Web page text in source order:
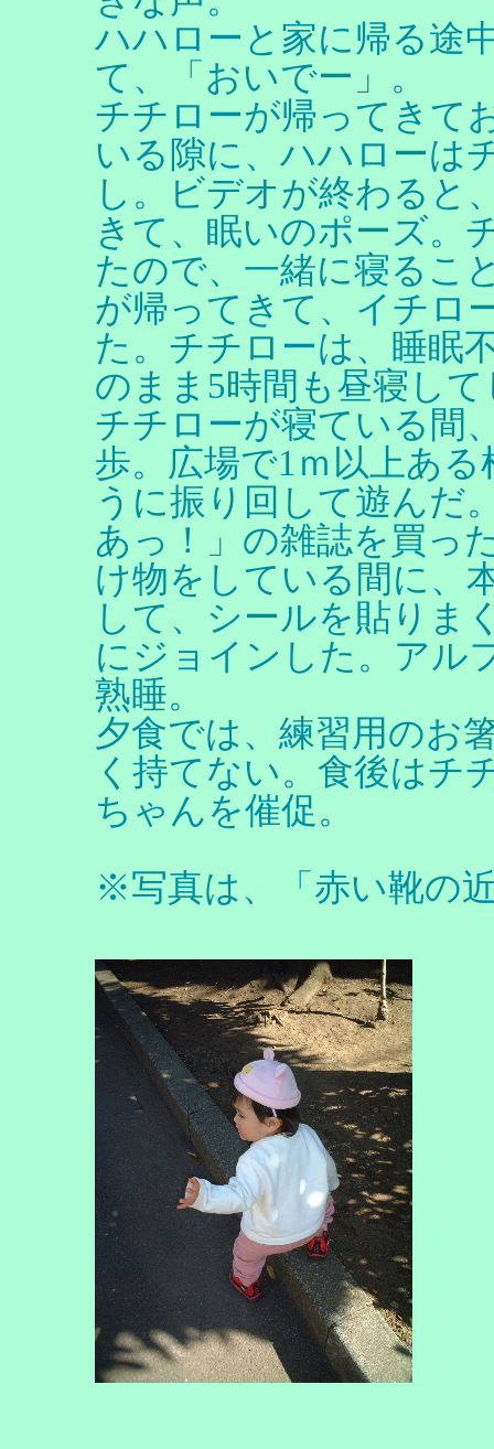
ハハローと家に帰る途
て、「おいでー」。
チチローが帰ってきて
いる隙に、ハハローは
し。ビデオが終わると
きて、眠いのポーズ。
たので、一緒に寝るこ
が帰ってきて、イチロ
た。チチローは、睡眠
のまま5時間も昼寝し
チチローが寝ている間
歩。広場で1ｍ以上あ
うに振り回して遊んだ
あっ！」の雑誌を買っ
け物をしている間に、
して、シールを貼りま
にジョインした。アル
熟睡。
夕食では、練習用のお
く持てない。食後はチ
ちゃんを催促。
※写真は、「赤い靴の